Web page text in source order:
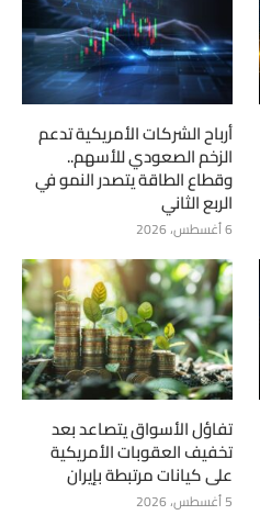
أرباح الشركات الأمريكية تدعم
الزخم الصعودي للأسهم..
وقطاع الطاقة يتصدر النمو في
الربع الثاني
6 أغسطس، 2026
تفاؤل الأسواق يتصاعد بعد
تخفيف العقوبات الأمريكية
على كيانات مرتبطة بإيران
5 أغسطس، 2026